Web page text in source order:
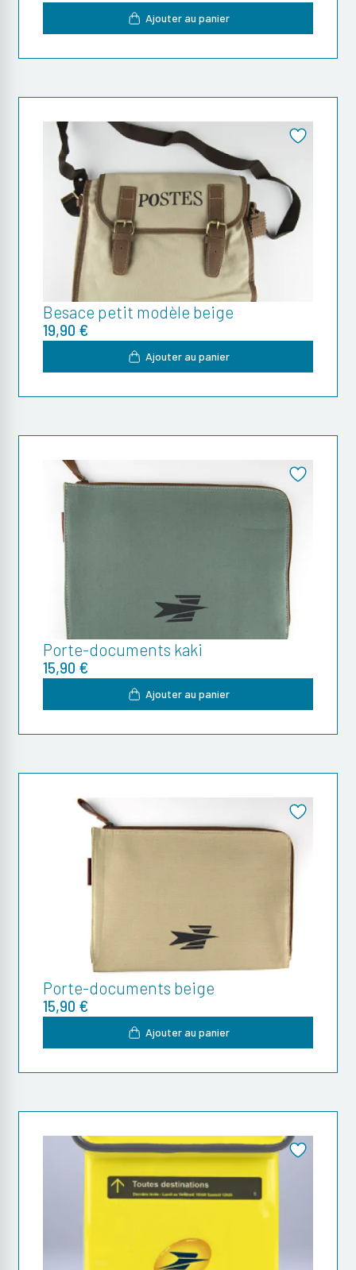
Ajouter au panier
Besace petit modèle beige
19,90 €
Ajouter au panier
Porte-documents kaki
15,90 €
Ajouter au panier
Porte-documents beige
15,90 €
Ajouter au panier